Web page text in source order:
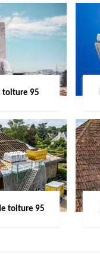
toiture 95
toiture 95